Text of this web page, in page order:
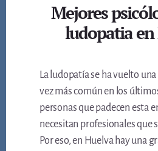
profesionalesMejores
ludopatia en
La ludopatía se ha vuelto
vez más común en los
personas que padecen esta
necesitan profesionales que
Por eso, en Huelva hay una